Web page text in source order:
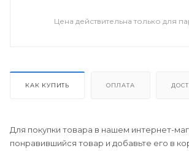
Цена действительна только для
КАК КУПИТЬ ОПЛАТА
Для покупки товара в нашем интернет-
понравившийся товар и добавьте его в